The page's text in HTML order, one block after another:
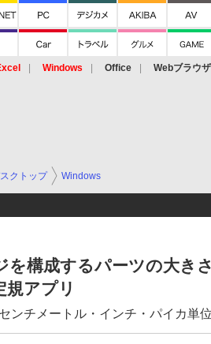
Windows Office Webブラウ
クトップ Windows
を構成するパーツの大き
規アプリ
ンチメートル・インチ・パイカ単